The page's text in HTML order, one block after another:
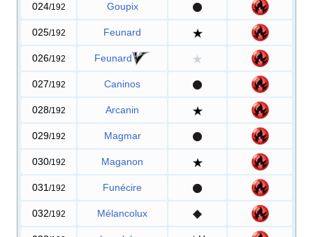
024/192 Goupix
025/192 Feunard
026/192 Feunard
027/192 Caninos
028/192 Arcanin
029/192 Magmar
030/192 Maganon
031 /192 Funécire
032/192 Mélancolux